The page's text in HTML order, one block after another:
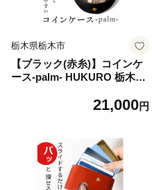
栃木県栃木市
【ブラック(赤糸)】コインケ
ース-palm- HUKURO 栃木レ
21,000円